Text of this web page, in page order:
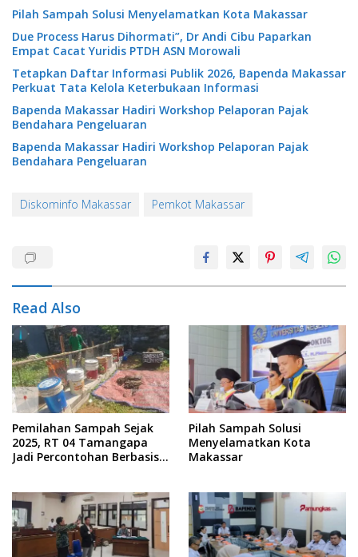
Pilah Sampah Solusi Menyelamatkan Kota Makassar
Due Process Harus Dihormati”, Dr Andi Cibu Paparkan
Empat Cacat Yuridis PTDH ASN Morowali
Tetapkan Daftar Informasi Publik 2026, Bapenda Makassar
Perkuat Tata Kelola Keterbukaan Informasi
Bapenda Makassar Hadiri Workshop Pelaporan Pajak
Bendahara Pengeluaran
Bapenda Makassar Hadiri Workshop Pelaporan Pajak
Bendahara Pengeluaran
Diskominfo Makassar Pemkot Makassar
Read Also
Pemilahan Sampah Sejak
2025, RT 04 Tamangapa
Jadi Percontohan Berbasis
Pilah Sampah Solusi
Menyelamatkan Kota
Makassar